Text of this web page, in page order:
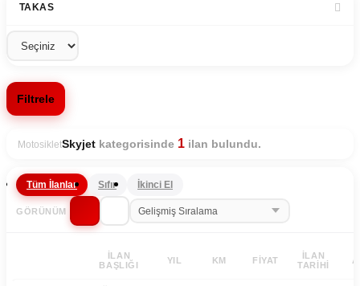
TAKAS
Filtrele
MotosikletSkyjet kategorisinde 1 ilan bulundu.
Tüm İlanlar Sıfır İkinci El
GÖRÜNÜM
İLAN
BAŞLIĞI
YIL KM FIYAT
İLAN
TARIHI